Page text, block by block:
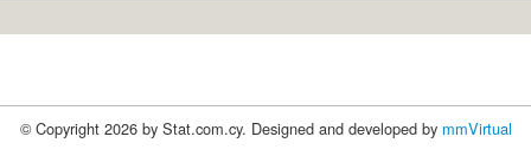
© Copyright 2026 by Stat.com.cy. Designed and developed by mmVirtual